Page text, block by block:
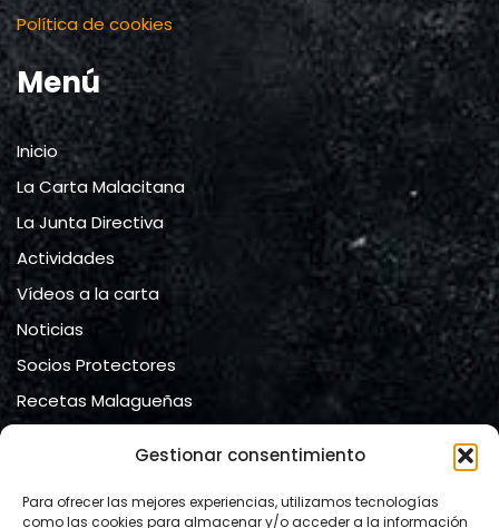
Gestionar consentimiento
Para ofrecer las mejores experiencias, utilizamos tecnologías
como las cookies para almacenar y/o acceder a la información
Política de cookies
Menú
Inicio
La Carta Malacitana
La Junta Directiva
Actividades
Vídeos a la carta
Noticias
Socios Protectores
Recetas Malagueñas
Contacto